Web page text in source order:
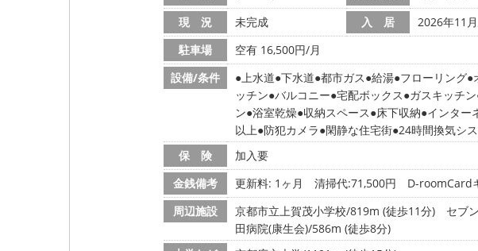
現 況
未完成 入 居 2026年11
駐車場
空有 16,500円/月
設備/条件
上水道 下水道 都市ガス 給湯 フローリング
ッチン バルコニー 宅配ボックス ガスキッチン
ン 浴室乾燥 収納スペース 床下収納 インター
以上 防犯カメラ 閑静な住宅街 24時間換気シ
保 険
加入要
金銭備考
更新料: 1ヶ月
清掃代:71,500円 D-roomCard
周辺施設
京都市立上賀茂小学校/819m (徒歩11分) セブ
田病院(康生会)/586m (徒歩8分)